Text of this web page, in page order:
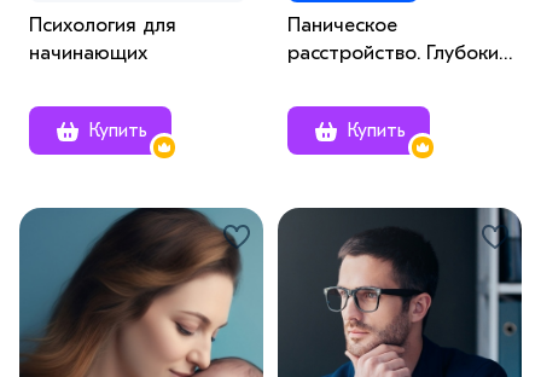
Психология для
начинающих
Купить
Паническое
расстройство. Глубокий
терапии
Купить